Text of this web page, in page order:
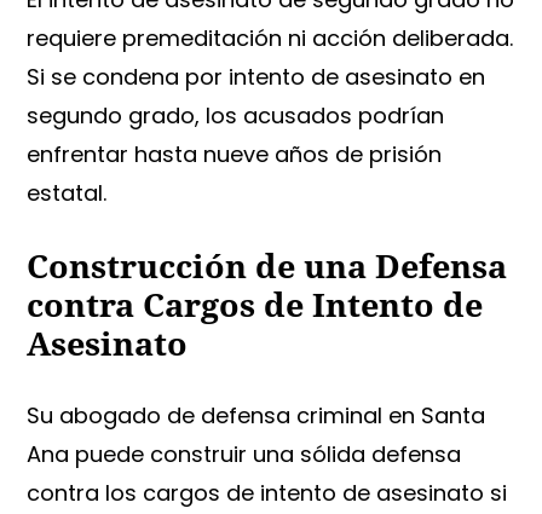
requiere premeditación ni acción deliberada.
Si se condena por intento de asesinato en
segundo grado, los acusados podrían
enfrentar hasta nueve años de prisión
estatal.
Construcción de una Defensa
contra Cargos de Intento de
Asesinato
Su abogado de defensa criminal en Santa
Ana puede construir una sólida defensa
contra los cargos de intento de asesinato si